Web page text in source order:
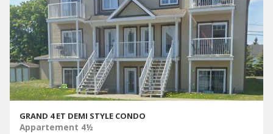
GRAND 4 ET DEMI STYLE CONDO
Appartement 4½